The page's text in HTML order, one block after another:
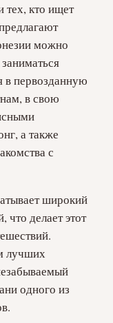
тех, кто ищет
можно
в первозданную
в свою
а также
с
широкий
что делает этот
лучших
одного из